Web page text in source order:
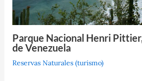
Parque Nacional Henri
de Venezuela
Reservas Naturales (turismo)